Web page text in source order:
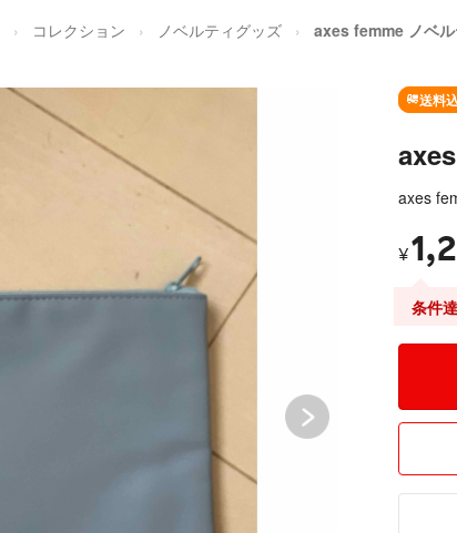
コレクション ノベルティグッズ axes femme ノベ
送料
axes
¥
条件